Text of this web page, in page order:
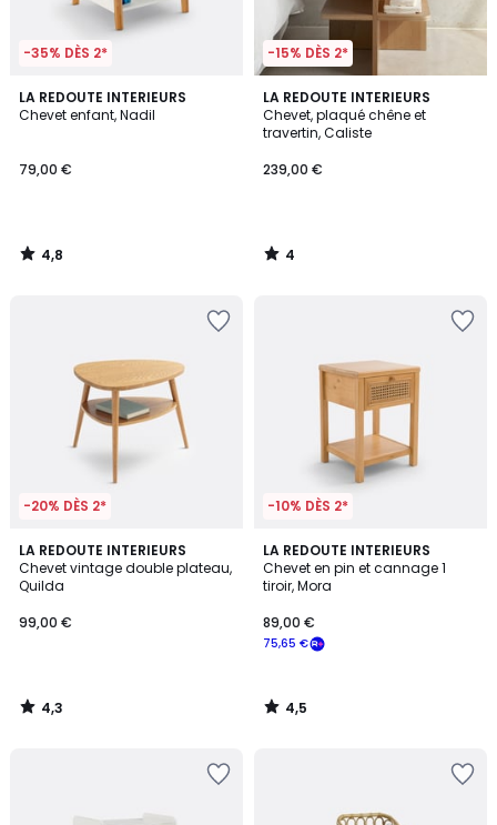
-35% DÈS 2*
LA REDOUTE INTERIEURS
Chevet enfant, Nadil
79,00 €
4,8
/ 5
4,8
/
-15% DÈS 2*
LA REDOUTE INTERIEURS
Chevet, plaqué chêne et
travertin, Caliste
239,00 €
4
/
5
4
/
-20% DÈS 2*
LA REDOUTE INTERIEURS
Chevet vintage double plateau,
Quilda
99,00 €
4,3
/ 5
4,3
/
-10% DÈS 2*
LA REDOUTE INTERIEURS
Chevet en pin et cannage 1
tiroir, Mora
75,65 €
89,00 €
4,5
/ 5
4,5
/